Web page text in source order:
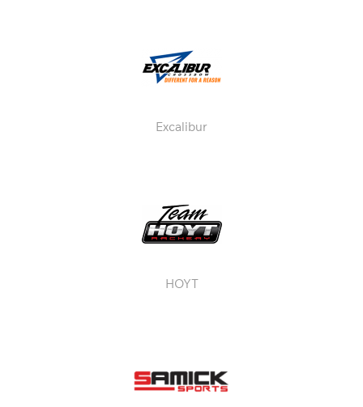
Excalibur
HOYT